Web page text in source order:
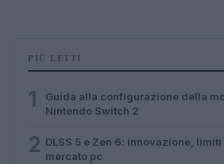
PIÙ LETTI
1
Guida alla configurazione della
Nintendo Switch 2
2 DLSS 5 e Zen 6: innovazione,
mercato pc